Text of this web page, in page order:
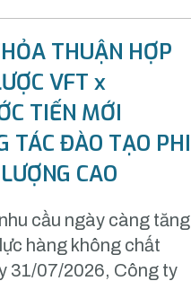
THUẬN HỢP
VFT x
TIẾN MỚI
TÁC ĐÀO TẠO PHI
CAO
cầu ngày càng tăng
hàng không chất
31/07/2026, Công ty